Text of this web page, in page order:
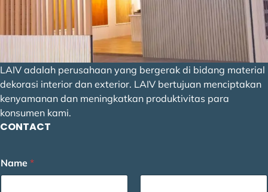
LAIV adalah perusahaan yang bergerak di bidang material
dekorasi interior dan exterior. LAIV bertujuan menciptakan
kenyamanan dan meningkatkan produktivitas para
konsumen kami.
CONTACT
r
M
Name *